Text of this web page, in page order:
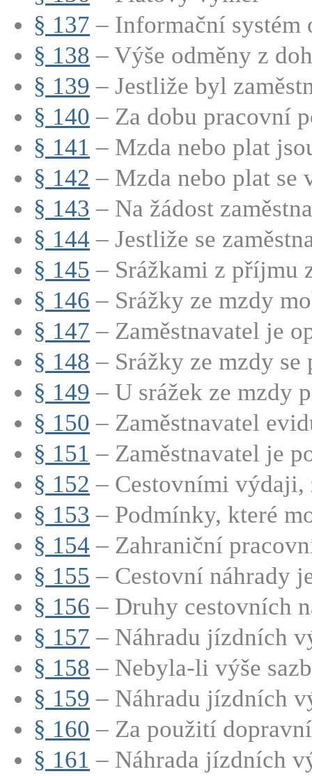
§ 137 – Informační systém
§ 138 – Výše odměny z
§ 139 – Jestliže byl
§ 140 – Za dobu pracovní
§ 141 – Mzda nebo plat
§ 142 – Mzda nebo plat se
§ 143 – Na žádost
§ 144 – Jestliže se
§ 145 – Srážkami z příjmu
§ 146 – Srážky ze mzdy
§ 147 – Zaměstnavatel je
§ 148 – Srážky ze mzdy se
§ 149 – U srážek ze mzdy
§ 150 – Zaměstnavatel
§ 151 – Zaměstnavatel je
§ 152 – Cestovními výdaji,
§ 153 – Podmínky, které
§ 154 – Zahraniční
§ 155 – Cestovní náhrady
§ 156 – Druhy cestovních
§ 157 – Náhradu jízdních
§ 158 – Nebyla-li výše
§ 159 – Náhradu jízdních
§ 160 – Za použití
§ 161 – Náhrada jízdních